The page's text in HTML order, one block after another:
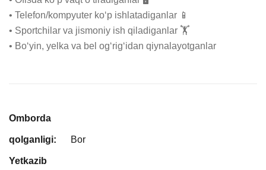
• Telefon/kompyuter ko‘p ishlatadiganlar 📱
• Sportchilar va jismoniy ish qiladiganlar 🏋️
• Bo‘yin, yelka va bel og‘rig‘idan qiynalayotganlar
Omborda
qolganligi: Bor
Yetkazib